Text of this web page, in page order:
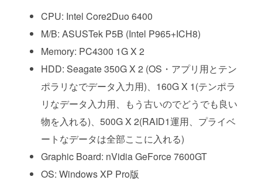
CPU: Intel Core2Duo 6400
M/B: ASUSTek P5B (Intel P965+ICH8)
Memory: PC4300 1G X 2
HDD: Seagate 350G X 2 (OS・アプリ用とテン
ポラリなでデータ入力用)、160G X 1(テンポラ
リなデータ入力用、もう古いのでどうでも良い
物を入れる)、500G X 2(RAID1運用、プライベ
ートなデータは全部ここに入れる)
Graphic Board: nVidia GeForce 7600GT
OS: Windows XP Pro版